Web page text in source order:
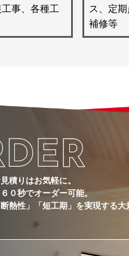
事、各種工
ス、定
補修等
積りはお気軽に。
０秒でオーダー可能。
断熱性」「短工期」を実現する